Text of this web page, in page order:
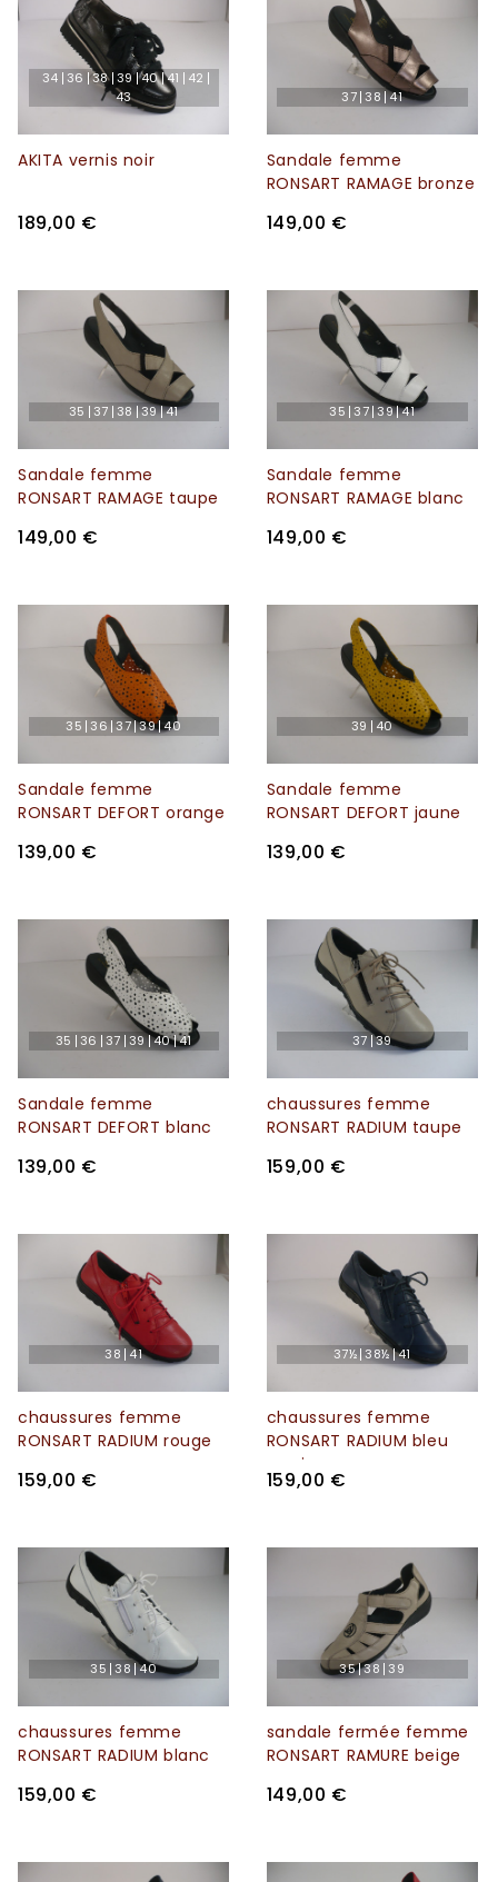
34 36 38 39 40 41
42
43
AKITA vernis noir
189,00 €
37 38 41
Sandale femme
RONSART RAMAGE bronze
149,00 €
35 37 38 39 41
Sandale femme
RONSART RAMAGE taupe
149,00 €
35 37 39 41
Sandale femme
RONSART RAMAGE blanc
149,00 €
35 36 37 39 40
Sandale femme
RONSART DEFORT orange
139,00 €
39 40
Sandale femme
RONSART DEFORT jaune
139,00 €
35 36 37 39 40 41
Sandale femme
RONSART DEFORT blanc
139,00 €
37 39
chaussures femme
RONSART RADIUM taupe
159,00 €
38 41
chaussures femme
RONSART RADIUM rouge
159,00 €
37½ 38½ 41
chaussures femme
RONSART RADIUM bleu
marine
159,00 €
35 38 40
chaussures femme
RONSART RADIUM blanc
159,00 €
35 38 39
sandale fermée femme
RONSART RAMURE beige
149,00 €